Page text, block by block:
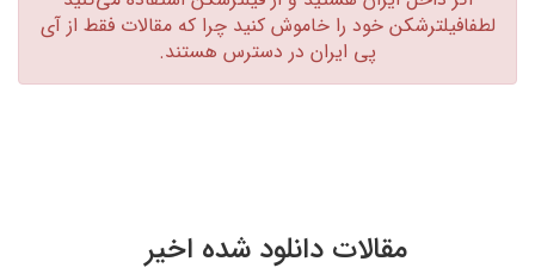
لطفافیلترشکن خود را خاموش کنید چرا که مقالات فقط از آی
پی ایران در دسترس هستند.‏
مقالات دانلود شده اخیر